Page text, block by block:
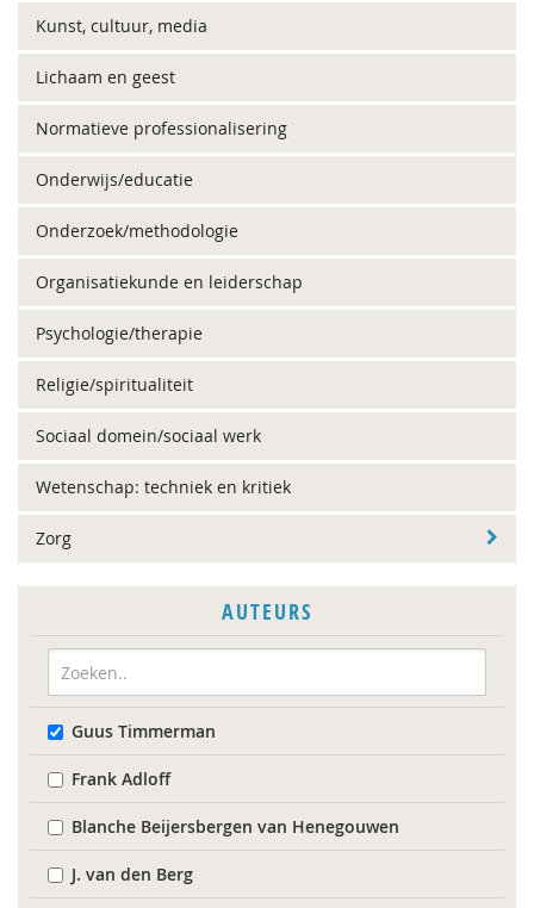
Kunst, cultuur, media
Lichaam en geest
Normatieve professionalisering
Onderwijs/educatie
Onderzoek/methodologie
Organisatiekunde en leiderschap
Psychologie/therapie
Religie/spiritualiteit
Sociaal domein/sociaal werk
Wetenschap: techniek en kritiek
Zorg
AUTEURS
Guus Timmerman
Frank Adloff
Blanche Beijersbergen van Henegouwen
J. van den Berg